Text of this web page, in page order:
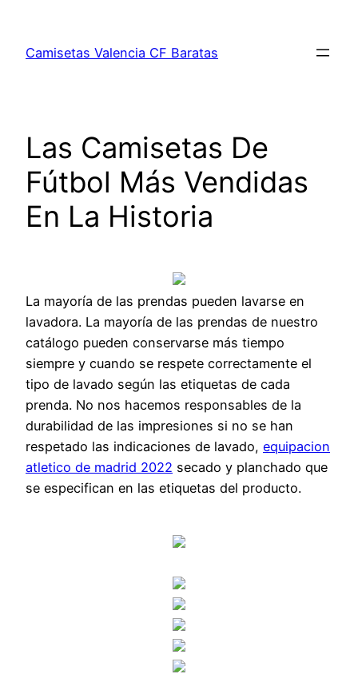
contenido
Camisetas Valencia CF Baratas
Las Camisetas De
Fútbol Más Vendidas
En La Historia
La mayoría de las prendas pueden lavarse en
lavadora. La mayoría de las prendas de nuestro
catálogo pueden conservarse más tiempo
siempre y cuando se respete correctamente el
tipo de lavado según las etiquetas de cada
prenda. No nos hacemos responsables de la
durabilidad de las impresiones si no se han
respetado las indicaciones de lavado, equipacion
atletico de madrid 2022 secado y planchado que
se especifican en las etiquetas del producto.